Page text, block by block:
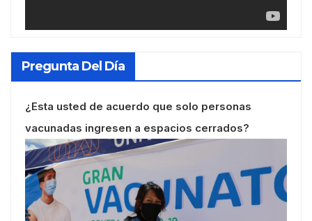
Pregunta Del Día
¿Esta usted de acuerdo que solo personas
vacunadas ingresen a espacios cerrados?